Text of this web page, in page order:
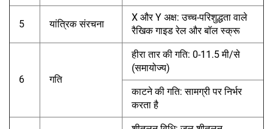
5 यांत्रिक संरचना
X और Y अक्ष: उच्च-परिशुद्धता वाले
रैखिक गाइड रेल और बॉल स्क्रू
6 गति
हीरा तार की गति: 0-11.5 मी/से
(समायोज्य)
काटने की गति: सामग्री पर निर्भर
करता है